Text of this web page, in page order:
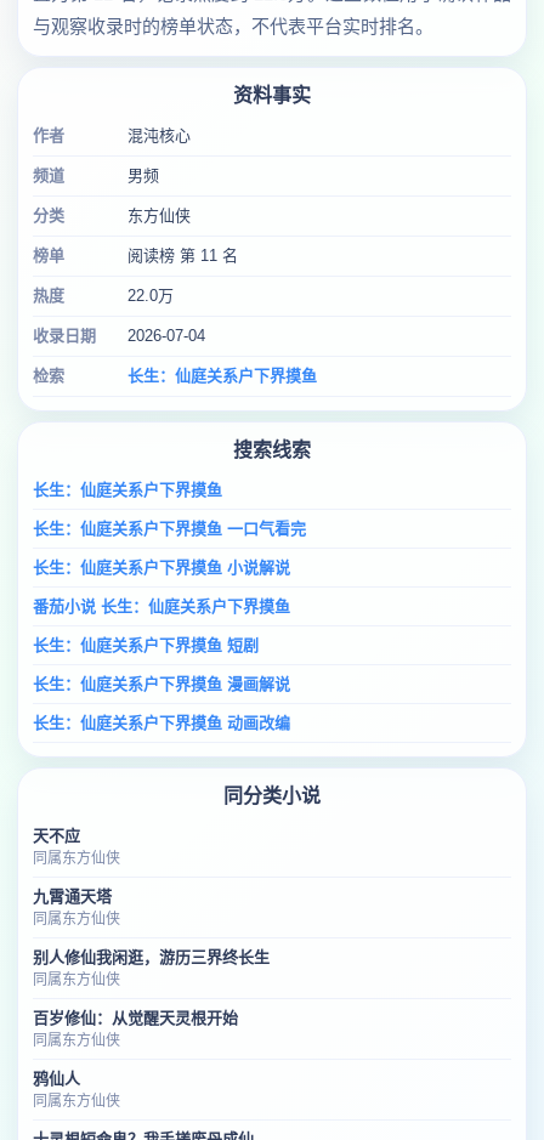
与观察收录时的榜单状态，不代表平台实时排名。
资料事实
作者 混沌核心
频道 男频
分类 东方仙侠
榜单 阅读榜 第 11 名
热度 22.0万
收录日期 2026-07-04
检索 长生：仙庭关系户下界摸鱼
搜索线索
长生：仙庭关系户下界摸鱼
长生：仙庭关系户下界摸鱼 一口气看完
长生：仙庭关系户下界摸鱼 小说解说
番茄小说 长生：仙庭关系户下界摸鱼
长生：仙庭关系户下界摸鱼 短剧
长生：仙庭关系户下界摸鱼 漫画解说
长生：仙庭关系户下界摸鱼 动画改编
同分类小说
天不应
同属东方仙侠
九霄通天塔
同属东方仙侠
别人修仙我闲逛，游历三界终长生
同属东方仙侠
百岁修仙：从觉醒天灵根开始
同属东方仙侠
鸦仙人
同属东方仙侠